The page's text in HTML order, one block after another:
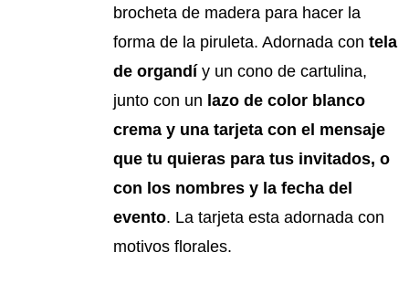
brocheta de madera para hacer la
forma de la piruleta. Adornada contela
de organdí y un cono de cartulina,
junto con un lazo de color blanco
crema y una tarjeta con el mensaje
que tu quieras para tus invitados, o
con los nombres y la fecha del
evento. La tarjeta esta adornada con
motivos florales.